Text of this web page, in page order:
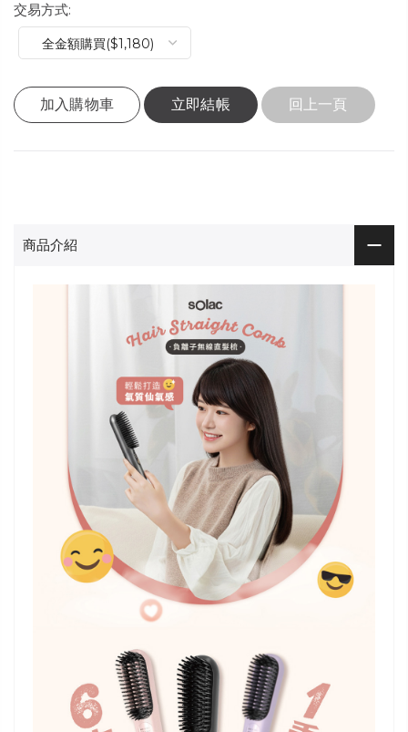
交易方式:
加入購物車 立即結帳 回上一頁
商品介紹